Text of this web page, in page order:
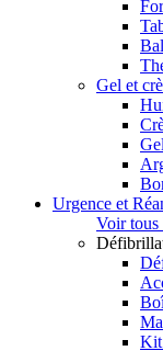
Gel et
Urgence et
Voir tous
Kit